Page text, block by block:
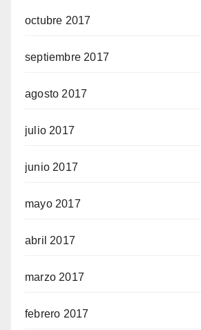
octubre 2017
septiembre 2017
agosto 2017
julio 2017
junio 2017
mayo 2017
abril 2017
marzo 2017
febrero 2017